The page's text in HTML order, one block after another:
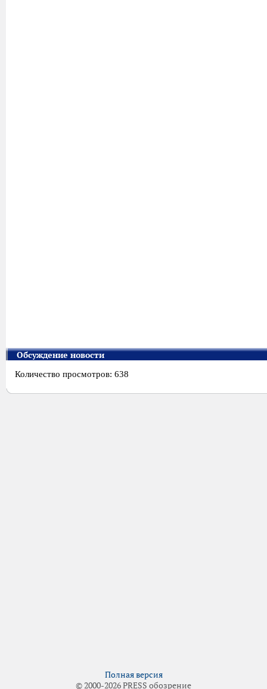
Обсуждение новости
Количество просмотров: 638
Полная версия
© 2000-2026 PRESS обозрение